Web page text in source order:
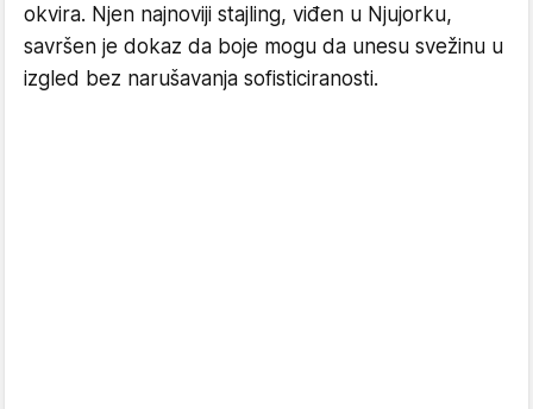
okvira. Njen najnoviji stajling, viđen u Njujorku,
savršen je dokaz da boje mogu da unesu svežinu u
izgled bez narušavanja sofisticiranosti.